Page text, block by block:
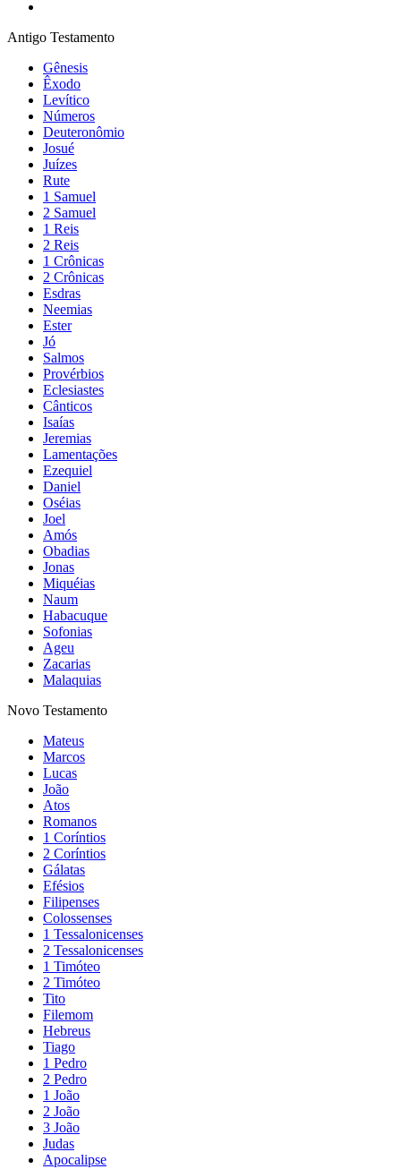
Antigo Testamento
Gênesis
Êxodo
Levítico
Números
Deuteronômio
Josué
Juízes
Rute
1 Samuel
2 Samuel
1 Reis
2 Reis
1 Crônicas
2 Crônicas
Esdras
Neemias
Ester
Jó
Salmos
Provérbios
Eclesiastes
Cânticos
Isaías
Jeremias
Lamentações
Ezequiel
Daniel
Oséias
Joel
Amós
Obadias
Jonas
Miquéias
Naum
Habacuque
Sofonias
Ageu
Zacarias
Malaquias
Novo Testamento
Mateus
Marcos
Lucas
João
Atos
Romanos
1 Coríntios
2 Coríntios
Gálatas
Efésios
Filipenses
Colossenses
1 Tessalonicenses
2 Tessalonicenses
1 Timóteo
2 Timóteo
Tito
Filemom
Hebreus
Tiago
1 Pedro
2 Pedro
1 João
2 João
3 João
Judas
Apocalipse